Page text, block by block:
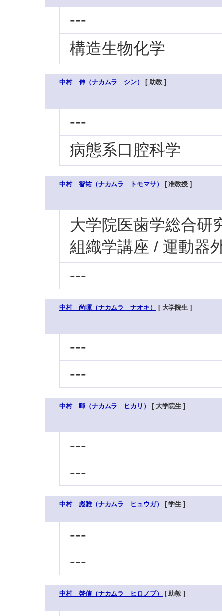
---
構造生物化学
中村 伸（ナカムラ シン） [ 助教 ]
---
病態系口腔科学
中村 智祐（ナカムラ トモマサ） [ 准教授 ]
大学院医歯学総合研
組織学講座 / 運動器
---
中村 尚暉（ナカムラ ナオキ） [ 大学院生 ]
---
---
中村 暉（ナカムラ ヒカリ） [ 大学院生 ]
---
---
中村 彪雅（ナカムラ ヒュウガ） [ 学生 ]
---
---
中村 啓信（ナカムラ ヒロノブ） [ 助教 ]